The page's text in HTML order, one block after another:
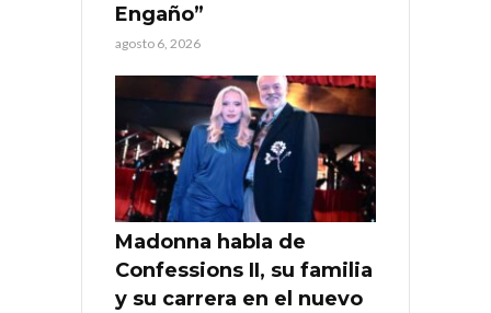
Engaño”
agosto 6, 2026
Madonna habla de
Confessions II, su familia
y su carrera en el nuevo